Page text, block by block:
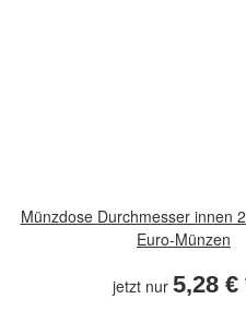
Münzdose Durchmesser innen
Euro-Münzen
jetzt nur 5,28 €